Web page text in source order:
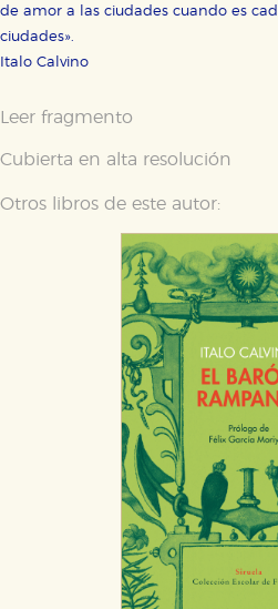
de amor a las ciudades cuando es
ciudades».
Italo Calvino
Leer fragmento
Cubierta en alta resolución
Otros libros de este autor: